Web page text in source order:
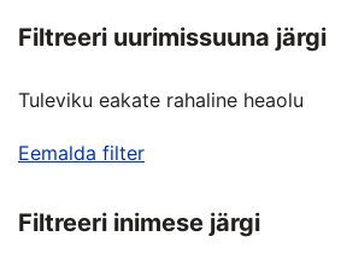
Filtreeri uurimissuuna järgi
Tuleviku eakate rahaline heaolu
Eemalda filter
Filtreeri inimese järgi